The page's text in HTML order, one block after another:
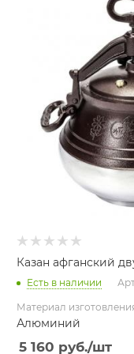
Казан афганский
Есть в наличии
Материал
Алюминий
5 160 руб./шт